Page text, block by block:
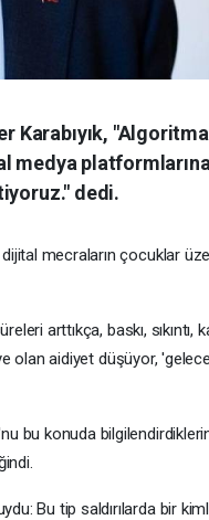
Karabıyık,
medya
dedi.
dijital mecraların çocuklar
arttıkça, baskı, sıkıntı,
olan aidiyet düşüyor,
bu konuda
Bu tip saldırılarda bir